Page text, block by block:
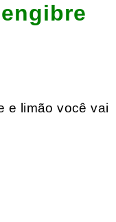
e limão você vai